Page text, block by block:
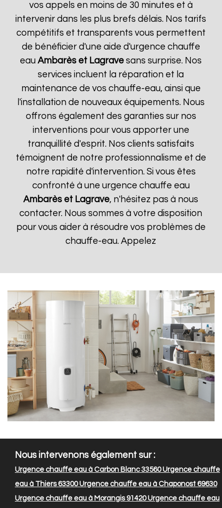
vos appels en moins de 30 minutes et à
intervenir dans les plus brefs délais. Nos tarifs
compétitifs et transparents vous permettent
de bénéficier d'une aide d'urgence chauffe
eauAmbarès et Lagrave sans surprise. Nos
services incluent la réparation et la
maintenance de vos chauffe-eau, ainsi que
l'installation de nouveaux équipements. Nous
offrons également des garanties sur nos
interventions pour vous apporter une
tranquillité d'esprit. Nos clients satisfaits
témoignent de notre professionnalisme et de
notre rapidité d'intervention. Si vous êtes
confronté à une urgence chauffe eau
Ambarès et Lagrave, n'hésitez pas à nous
contacter. Nous sommes à votre disposition
pour vous aider à résoudre vos problèmes de
chauffe-eau. Appelez
Nous intervenons également sur :
Urgence chauffe eau à Carbon Blanc 33560Urgence chauffe
eau à Thiers 63300Urgence chauffe eau à Chaponost 69630
Urgence chauffe eau à Morangis 91420Urgence chauffe eau